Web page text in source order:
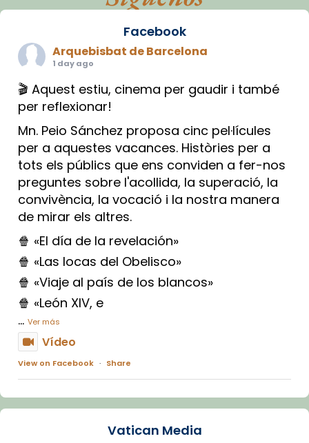
Facebook
Arquebisbat de Barcelona
1 day ago
🎬 Aquest estiu, cinema per gaudir i també
per reflexionar!
Mn. Peio Sánchez proposa cinc pel·lícules
per a aquestes vacances. Històries per a
tots els públics que ens conviden a fer-nos
preguntes sobre l'acollida, la superació, la
convivència, la vocació i la nostra manera
de mirar els altres.
🍿 «El día de la revelación»
🍿 «Las locas del Obelisco»
🍿 «Viaje al país de los blancos»
🍿 «León XIV, e
... Ver más
Vídeo
View on Facebook · Share
Arquebisbat de Barcelona
Vatican Media